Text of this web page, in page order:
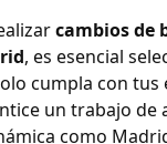
cambios de
, es esencial
cumpla con tus
un trabajo de
como